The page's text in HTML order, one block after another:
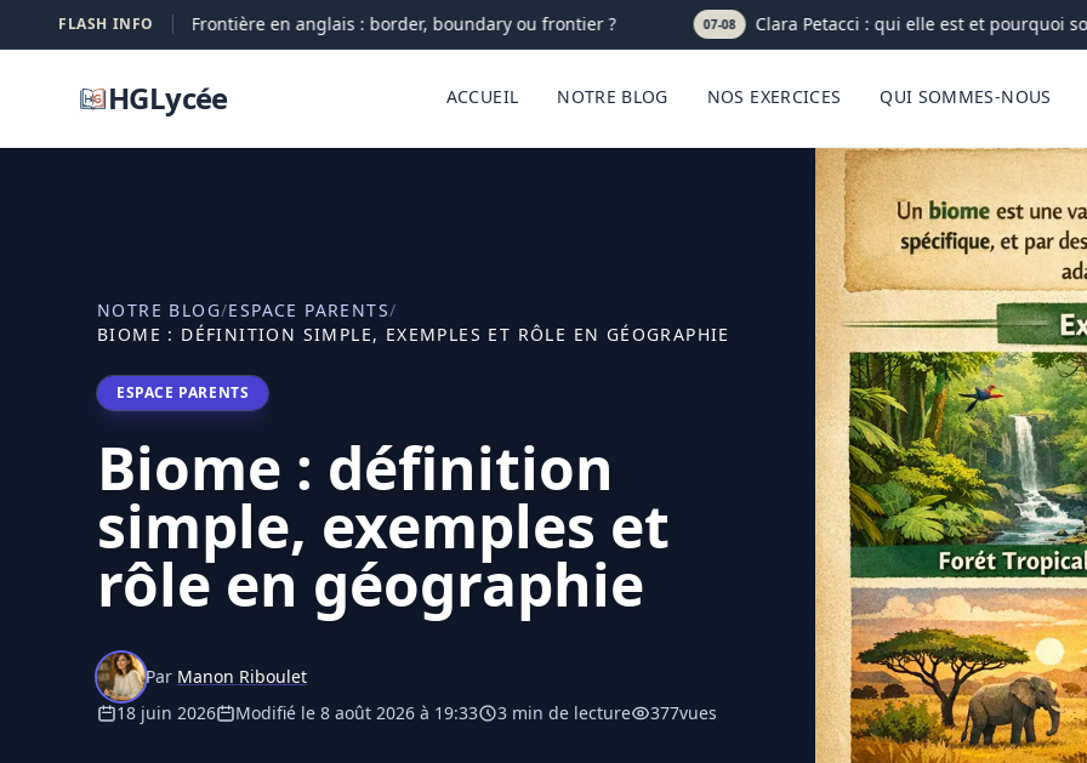
FLASH INFO
09-08 Frontière en anglais : border, boundary ou frontier ? 07-08 Clara Petacci : qui elle est et pourquoi son
HGLycée ACCUEIL NOTRE BLOG NOS EXERCICES QUI SOMMES-NOUS
NOTRE BLOG/ESPACE PARENTS/
BIOME : DÉFINITION SIMPLE, EXEMPLES ET RÔLE EN GÉOGRAPHIE
ESPACE PARENTS
Biome : définition
simple, exemples et
rôle en géographie
Par Manon Riboulet
18 juin 2026
Modifié le 8 août 2026 à 19:33 3 min de lecture 377vues